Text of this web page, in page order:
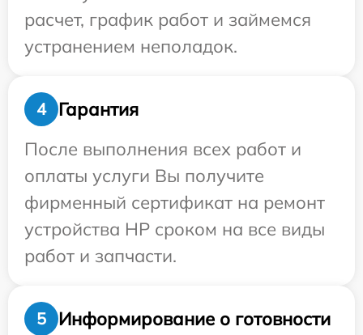
расчет, график работ и займемся
устранением неполадок.
4
Гарантия
После выполнения всех работ и
оплаты услуги Вы получите
фирменный сертификат на ремонт
устройства HP сроком на все виды
работ и запчасти.
5
Информирование о готовности